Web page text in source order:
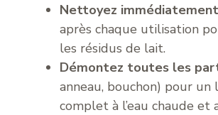
Nettoyez
après chaque utilisation
les résidus de lait.
Démontez toutes les
anneau, bouchon) pour un
complet à l’eau chaude et